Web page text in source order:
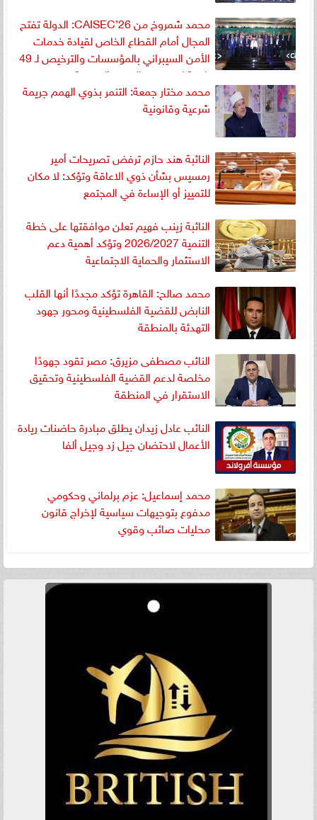
محمد شمروخ من CAISEC’26: الدولة تفتح
المجال أمام القطاع الخاص لقيادة خدمات
الأمن السيبراني بالمؤسسات والترخيص لـ 49
شركة لدعم نمو السوق المصرية
محمد مختار جمعة: التنمر بذوي الهمم جريمة
شرعية وقانونية
النائبة هند حازم ترفض تصريحات أمير
رمسيس بشأن ذوي الاعاقة وتؤكد: لا مكان
للتمييز أو الإساءة في المجتمع
النائبة زينب فهيم تعلن موافقتها على خطة
التنمية 2026/2027 وتؤكد أهمية دعم
الاستثمار والحماية الاجتماعية
محمد صالح: القاهرة تؤكد مجددًا أنها القلب
النابض للقضية الفلسطينية ومحور جهود
التهدئة بالمنطقة
النائب مصطفى مزيرق: مصر تقود جهودًا
مخلصة لدعم القضية الفلسطينية وتحقيق
الاستقرار في المنطقة
النائب عادل زيدان يطلق مبادرة حاضنات ريادة
الأعمال لاحتضان جيل زد وجيل ألفا
محمد إسماعيل: عزم برلماني وحكومي
مدفوع بتوجيهات سياسية لإخراج قانون
محليات صائب وقوي